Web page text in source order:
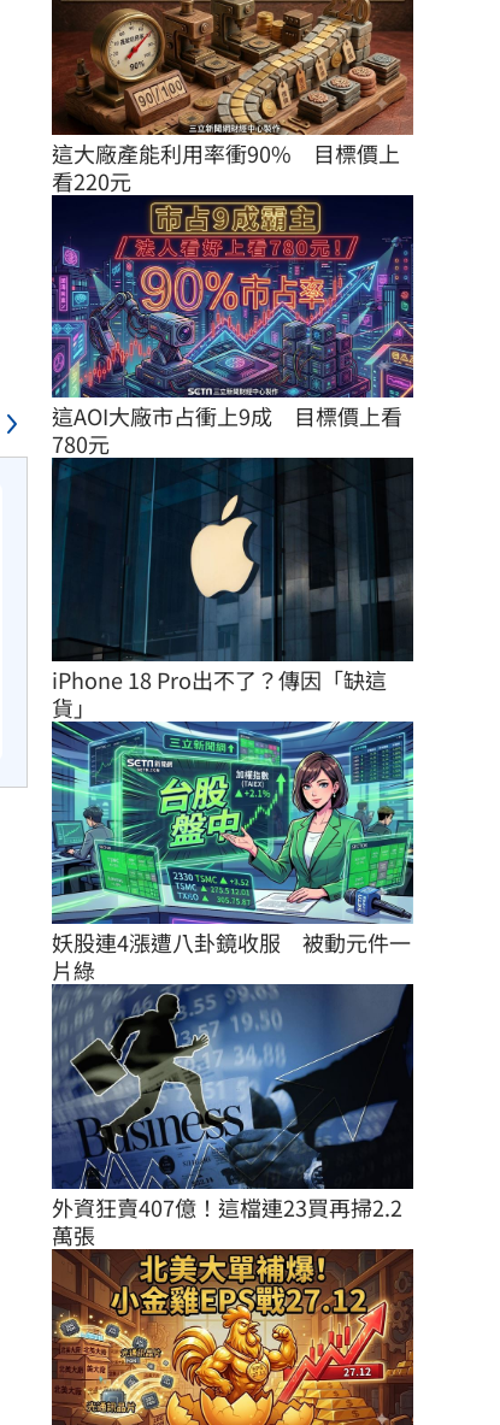
這大廠產能利用率衝90%　目標價上
看220元
這AOI大廠市占衝上9成　目標價上看
780元
iPhone 18 Pro出不了？傳因「缺這
貨」
妖股連4漲遭八卦鏡收服　被動元件一
片綠
外資狂賣407億！這檔連23買再掃2.2
萬張